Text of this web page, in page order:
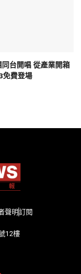
台開唱 從產業開箱
免費登場
聲明訂閱
12樓